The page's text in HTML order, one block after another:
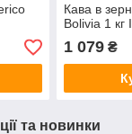
Кава в
Bolivia 1 кг
1 079₴
та новинки